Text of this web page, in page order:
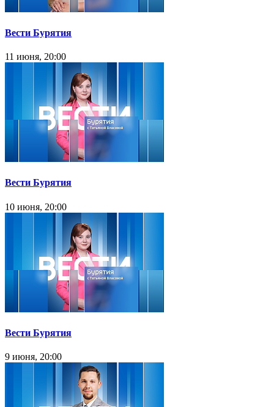
Вести Бурятия
11 июня, 20:00
Вести Бурятия
10 июня, 20:00
Вести Бурятия
9 июня, 20:00